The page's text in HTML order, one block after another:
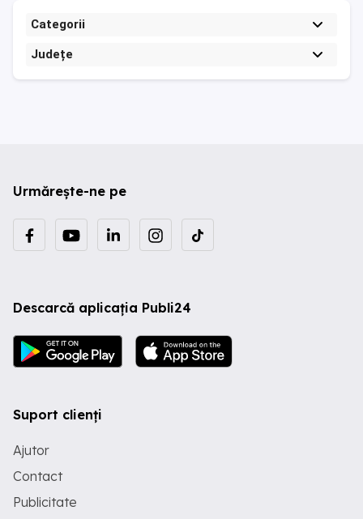
Categorii
Județe
Urmărește-ne pe
Descarcă aplicația Publi24
Suport clienți
Ajutor
Contact
Publicitate